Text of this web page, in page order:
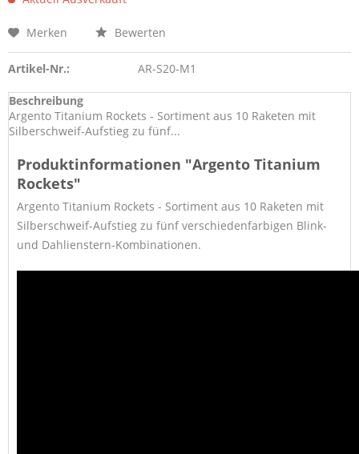
Merken Bewerten
Artikel-Nr.: AR-S20-M1
Beschreibung
Argento Titanium Rockets - Sortiment aus 10 Raketen mit
Silberschweif-Aufstieg zu fünf...
Produktinformationen "Argento Titanium
Rockets"
Argento Titanium Rockets - Sortiment aus 10 Raketen mit
Silberschweif-Aufstieg zu fünf verschiedenfarbigen Blink-
und Dahlienstern-Kombinationen.